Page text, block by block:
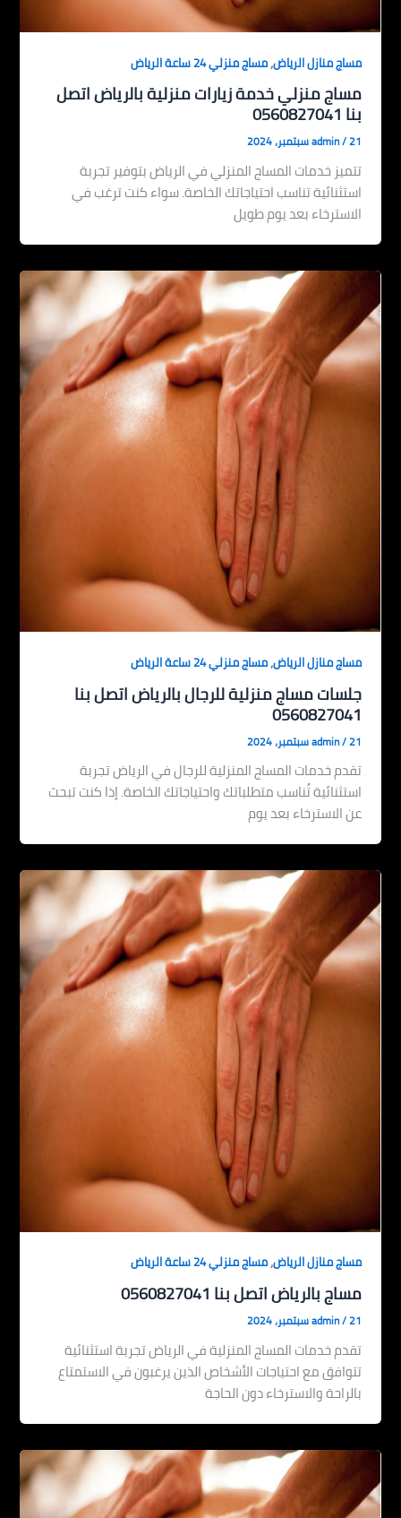
مساج منازل الرياض,مساج منزلي 24 ساعة الرياض
مساج منزلي خدمة زيارات منزلية بالرياض اتصل
بنا 0560827041
admin/21 سبتمبر، 2024
تتميز خدمات المساج المنزلي في الرياض بتوفير تجربة
استثنائية تناسب احتياجاتك الخاصة. سواء كنت ترغب في
الاسترخاء بعد يوم طويل
مساج منازل الرياض,مساج منزلي 24 ساعة الرياض
جلسات مساج منزلية للرجال بالرياض اتصل بنا
0560827041
admin/21 سبتمبر، 2024
تقدم خدمات المساج المنزلية للرجال في الرياض تجربة
استثنائية تُناسب متطلباتك واحتياجاتك الخاصة. إذا كنت تبحث
عن الاسترخاء بعد يوم
مساج منازل الرياض,مساج منزلي 24 ساعة الرياض
مساج بالرياض اتصل بنا 0560827041
admin/21 سبتمبر، 2024
تقدم خدمات المساج المنزلية في الرياض تجربة استثنائية
تتوافق مع احتياجات الأشخاص الذين يرغبون في الاستمتاع
بالراحة والاسترخاء دون الحاجة